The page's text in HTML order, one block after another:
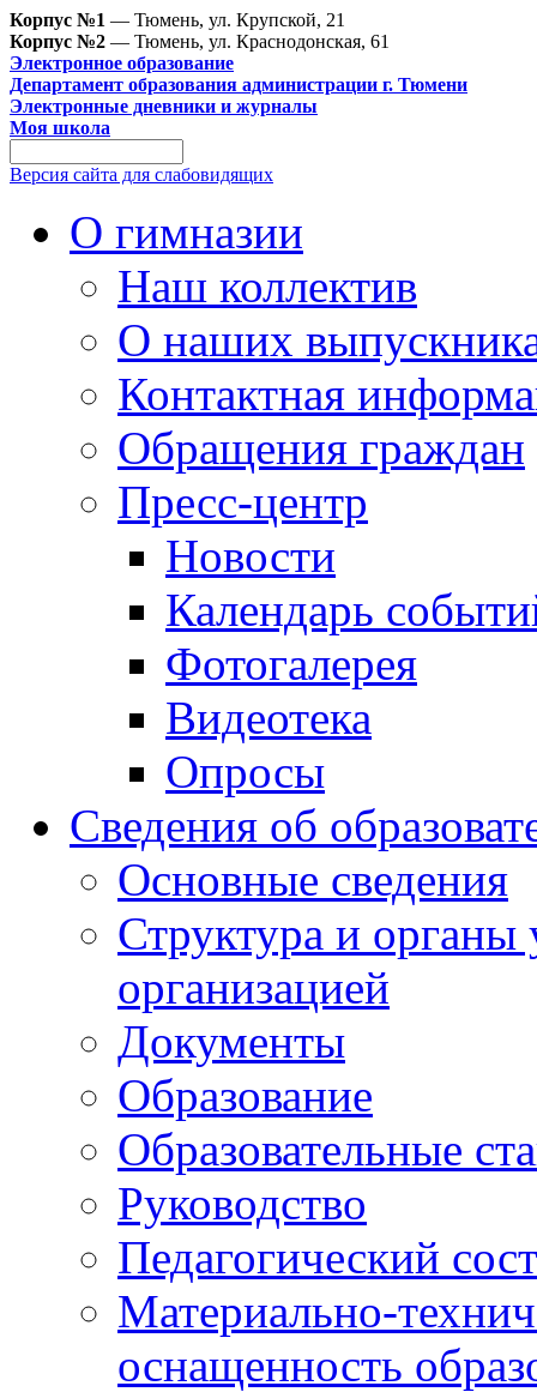
Корпус №1 — Тюмень, ул. Крупской, 21
Корпус №2 — Тюмень, ул. Краснодонская, 61
Электронное образование
Департамент образования администрации г. Тюмени
Электронные дневники и журналы
Моя школа
Версия сайта для слабовидящих
О гимназии
Наш коллектив
О наших
Контактная
Обращения граждан
Пресс-центр
Новости
Календарь
Фотогалерея
Видеотека
Опросы
Сведения об
Основные сведения
Структура и органы
организацией
Документы
Образование
Образовательные
Руководство
Педагогический
Материально-
оснащенность